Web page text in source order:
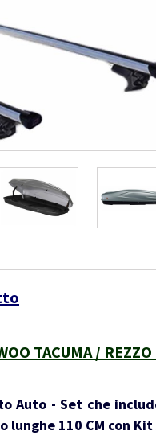
TACUMA /
Auto - Set che
110 CM con